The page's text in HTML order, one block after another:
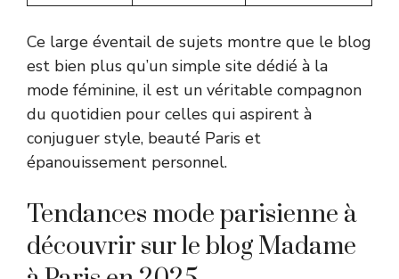
Ce large éventail de sujets montre que le blog
est bien plus qu’un simple site dédié à la
mode féminine, il est un véritable compagnon
du quotidien pour celles qui aspirent à
conjuguer style, beauté Paris et
épanouissement personnel.
Tendances mode parisienne à
découvrir sur le blog Madame